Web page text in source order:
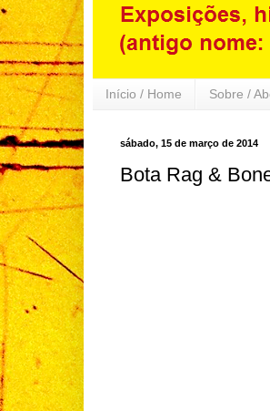
Início / Home Sobre /
sábado, 15 de março de 2014
Bota Rag &